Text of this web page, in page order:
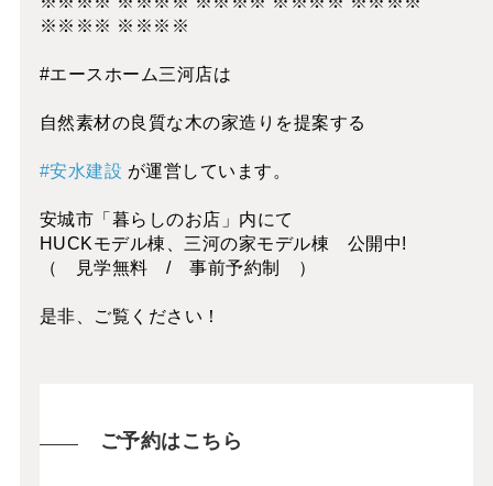
※※※※ ※※※※
#エースホーム三河店は
自然素材の良質な木の家造りを提案する
#安水建設 が運営しています。
安城市「暮らしのお店」内にて
HUCKモデル棟、三河の家モデル棟 公開中!
（ 見学無料 / 事前予約制 ）
是非、ご覧ください！
ご予約はこちら